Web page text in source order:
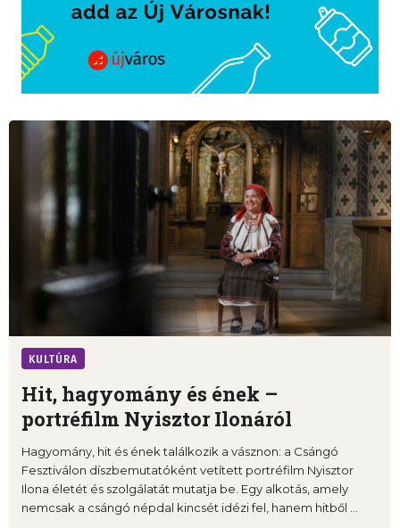
KULTÚRA
Hit, hagyomány és ének –
portréfilm Nyisztor Ilonáról
Hagyomány, hit és ének találkozik a vásznon: a Csángó
Fesztiválon díszbemutatóként vetített portréfilm Nyisztor
Ilona életét és szolgálatát mutatja be. Egy alkotás, amely
nemcsak a csángó népdal kincsét idézi fel, hanem hitből ...